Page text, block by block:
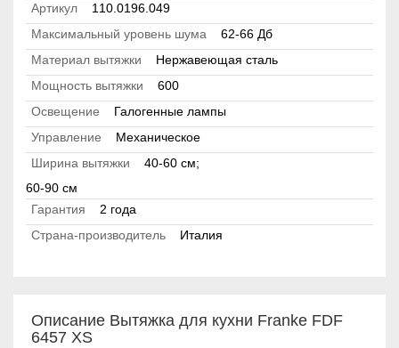
Артикул
110.0196.049
Максимальный уровень шума
62-66 Дб
Материал вытяжки
Нержавеющая сталь
Мощность вытяжки
600
Освещение
Галогенные лампы
Управление
Механическое
Ширина вытяжки
40-60 см;
60-90 см
Гарантия
2 года
Страна-производитель
Италия
Описание Вытяжка для кухни Franke FDF
6457 XS